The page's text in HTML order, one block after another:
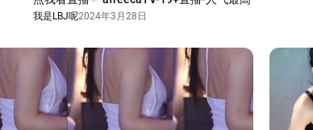
我是LBJ呢2024年3月28日